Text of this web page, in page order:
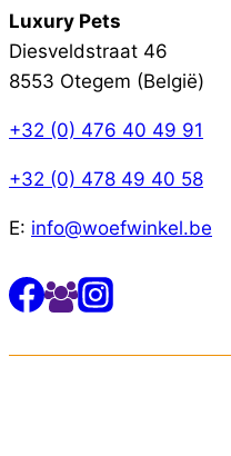
Luxury Pets
Diesveldstraat 46
8553 Otegem (België)
+32 (0) 476 40 49 91
+32 (0) 478 49 40 58
E: info@woefwinkel.be